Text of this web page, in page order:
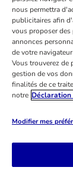
bitiba GmbH 2026
nous permettra
publicitaires afin
vous proposer
annonces
de votre
Vous trouverez de
gestion de vos
finalités de ce
notre
Modifier mes